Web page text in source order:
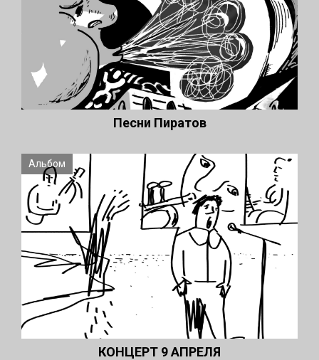
Песни Пиратов
Альбом
КОНЦЕРТ 9 АПРЕЛЯ